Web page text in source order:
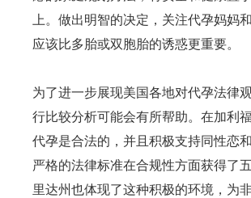
上。做出明智的决定，关注代孕妈妈
应该比多胎或双胞胎的诱惑更重要。
为了进一步展现美国各地对代孕法律
行比较分析可能会有所帮助。在加利
代孕是合法的，并且积极支持同性恋
严格的法律标准在合规性方面获得了
里达州也体现了这种积极的环境，为